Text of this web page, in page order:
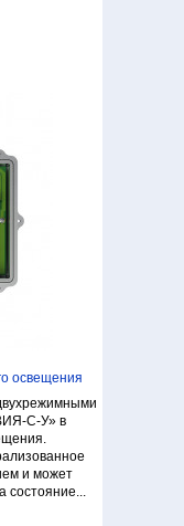
освещения
С-У» в
и может
состояние...